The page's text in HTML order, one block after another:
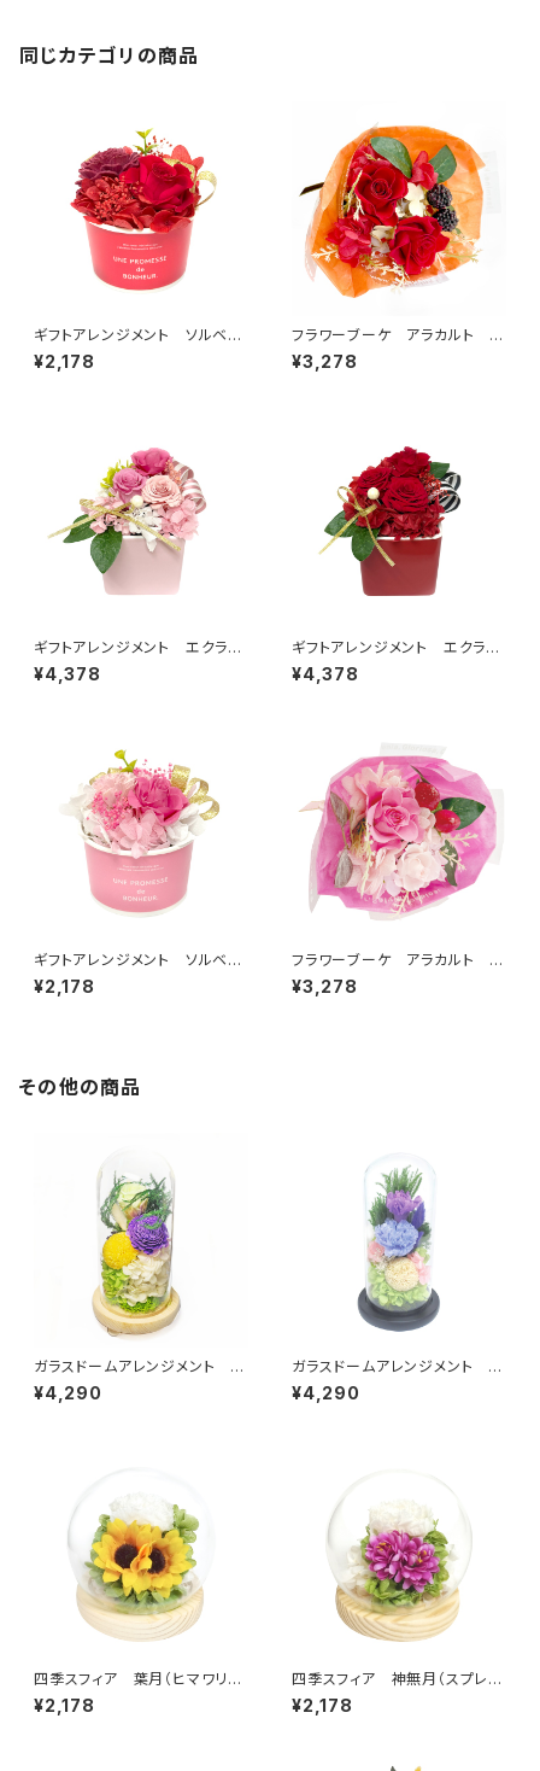
同じカテゴリの商品
ギフトアレンジメント ソルベ
レッド HB35010
¥2,178
フラワーブーケ アラカルト レ
ッド B38710
¥3,278
ギフトアレンジメント エクラ
ン ピンク HB34620
¥4,378
ギフトアレンジメント エクラ
ン レッド HB34610
¥4,378
ギフトアレンジメント ソルベ
ピンク HB35020
¥2,178
フラワーブーケ アラカルト ピ
ンク B38720
¥3,278
その他の商品
ガラスドームアレンジメント 日
菜乃（ひなの)グリーン C363
40
¥4,290
ガラスドームアレンジメント 天
音（あまね） C20079L
¥4,290
四季スフィア 葉月（ヒマワリ）
C38308
¥2,178
四季スフィア 神無月（スプレー
マム） C38311
¥2,178